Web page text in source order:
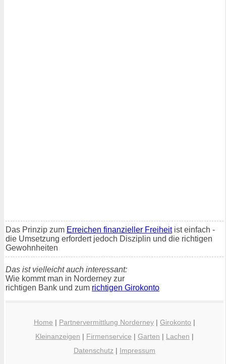
Das Prinzip zum Erreichen finanzieller Freiheitist einfach -
die Umsetzung erfordert jedoch Disziplin und die richtigen
Gewohnheiten
Das ist vielleicht auch interessant:
Wie kommt man in Norderney zur
richtigen Bank und zum richtigen Girokonto
Home | Partnervermittlung Norderney | Girokonto |
Kleinanzeigen | Firmenservice | Garten | Lachen |
Datenschutz | Impressum